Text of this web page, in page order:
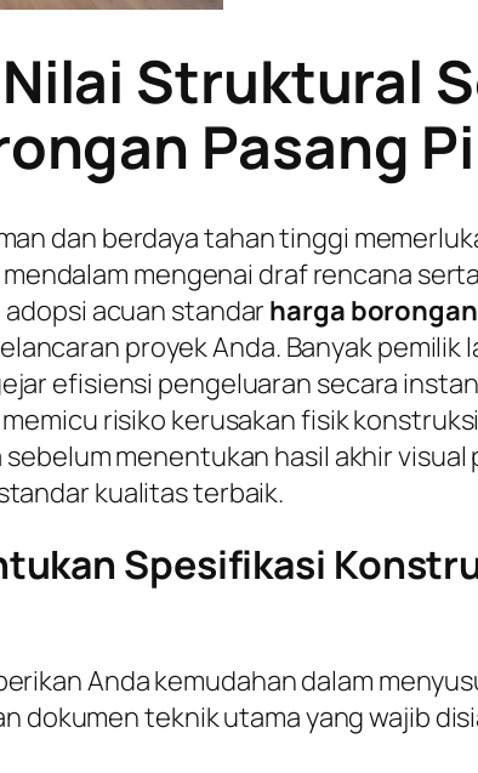
Struktural
Pasang
dan berdaya tahan tinggi
mengenai draf rencana
acuan standar harga
proyek Anda. Banyak pemilik
efisiensi pengeluaran secara
risiko kerusakan fisik
menentukan hasil akhir visual
kualitas terbaik.
Spesifikasi
Anda kemudahan dalam
dokumen teknik utama yang wajib